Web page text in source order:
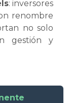
: inversores
renombre
no solo
gestión y